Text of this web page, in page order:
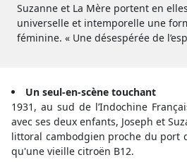
Suzanne et La Mère portent en
universelle et intemporelle une
féminine. « Une désespérée de
Un seul-en-scène touchant
1931, au sud de l’Indochine
avec ses deux enfants, Joseph et
littoral cambodgien proche du port
qu'une vieille citroën B12.